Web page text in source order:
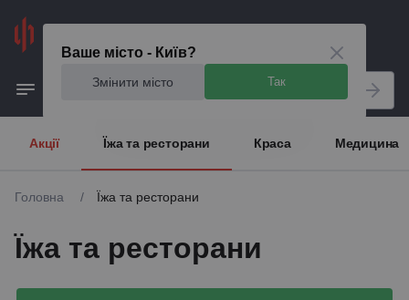
Ваше місто - Київ?
Змінити місто Так
Акції Їжа та ресторани Краса Медицина
Головна / Їжа та ресторани
Їжа та ресторани